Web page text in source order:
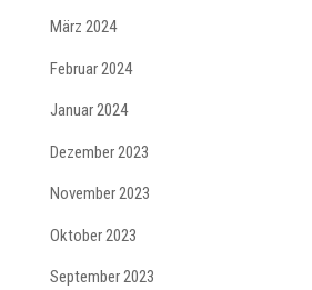
März 2024
Februar 2024
Januar 2024
Dezember 2023
November 2023
Oktober 2023
September 2023